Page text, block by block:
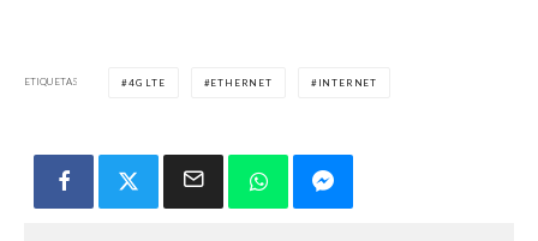
ETIQUETAS 4G LTE ETHERNET INTERNET